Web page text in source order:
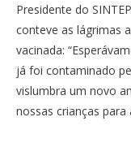
Presidente do
conteve as lágrimas
vacinada:
já foi contaminado
vislumbra um novo
nossas crianças para